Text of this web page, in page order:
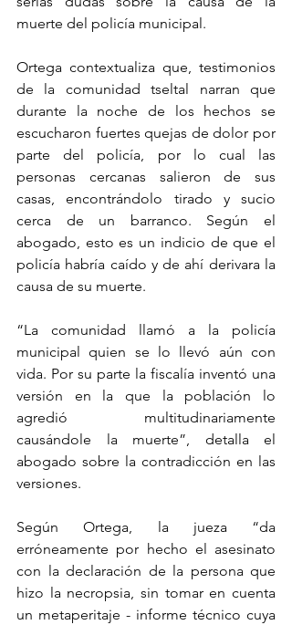
muerte del policía municipal.
Ortega contextualiza que, testimonios
de la comunidad tseltal narran que
durante la noche de los hechos se
escucharon fuertes quejas de dolor por
parte del policía, por lo cual las
personas cercanas salieron de sus
casas, encontrándolo tirado y sucio
cerca de un barranco. Según el
abogado, esto es un indicio de que el
policía habría caído y de ahí derivara la
causa de su muerte.
“La comunidad llamó a la policía
municipal quien se lo llevó aún con
vida. Por su parte la fiscalía inventó una
versión en la que la población lo
agredió multitudinariamente
causándole la muerte”, detalla el
abogado sobre la contradicción en las
versiones.
Según Ortega, la jueza “da
erróneamente por hecho el asesinato
con la declaración de la persona que
hizo la necropsia, sin tomar en cuenta
un metaperitaje - informe técnico cuya